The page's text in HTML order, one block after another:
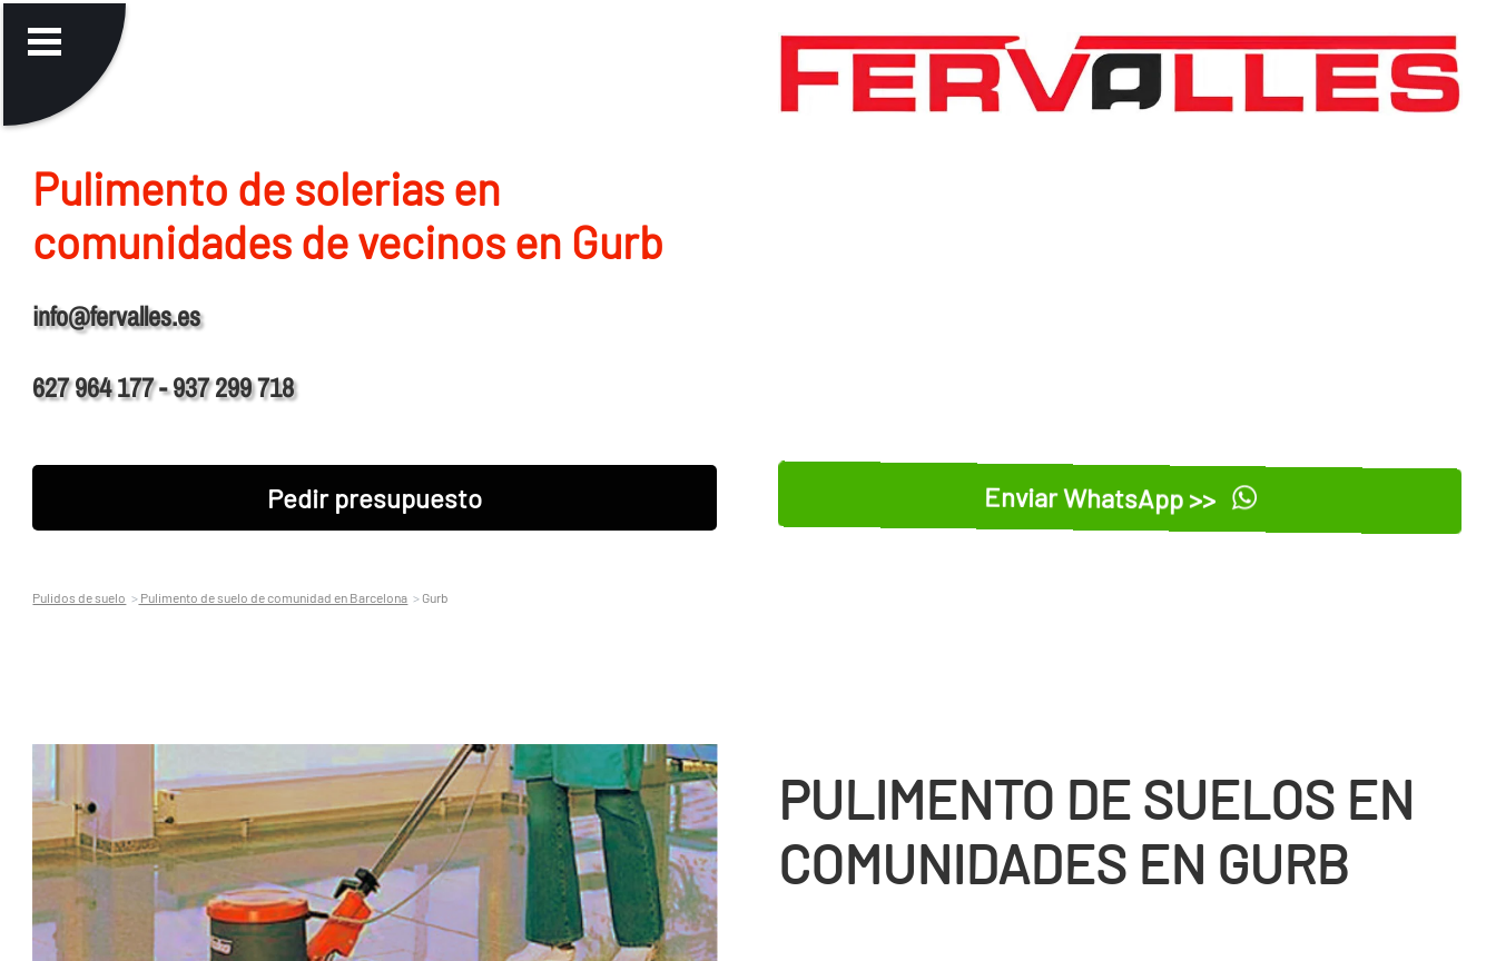
Pulimento de solerias en
comunidades de vecinos en Gurb
info@fervalles.es
627 964 177 - 937 299 718
Pedir presupuesto Enviar WhatsApp >>
Pulidos de suelo Pulimento de suelo de comunidad en Barcelona Gurb
PULIMENTO DE SUELOS EN
COMUNIDADES EN GURB